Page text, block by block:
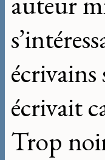
écrivait
Trop